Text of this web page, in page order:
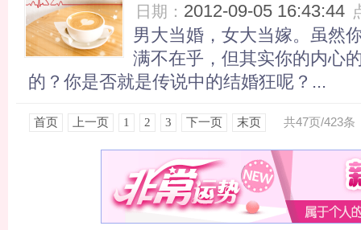
日期： 2012-09-05 16:43:44
男大当婚，女大当嫁。虽然
满不在乎，但其实你的内心
的？你是否就是传说中的结婚狂呢？...
共47页/423条
首页 上一页 1 2 3 下一页 末页